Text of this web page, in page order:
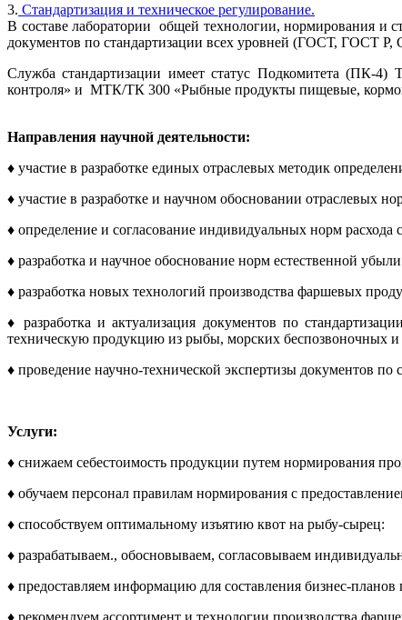
3. Стандартизация и техническое регулирование.
В составе лаборатории общей технологии, нормирования и
документов по стандартизации всех уровней (ГОСТ, ГОСТ
Служба стандартизации имеет статус Подкомитета (ПК-
контроля» и МТК/ТК 300 «Рыбные продукты пищевые,
Направления научной деятельности:
♦ участие в разработке единых отраслевых методик
♦ участие в разработке и научном обосновании отраслевых
♦ определение и согласование индивидуальных норм
♦ разработка и научное обоснование норм естественной
♦ разработка новых технологий производства фаршевых
♦ разработка и актуализация документов по
техническую продукцию из рыбы, морских беспозвоночных
♦ проведение научно-технической экспертизы документов по
Услуги:
♦ снижаем себестоимость продукции путем нормирования
♦ обучаем персонал правилам нормирования с
♦ способствуем оптимальному изъятию квот на рыбу-сырец:
♦ разрабатываем., обосновываем, согласовываем
♦ предоставляем информацию для составления бизнес-
♦ рекомендуем ассортимент и технологии производства